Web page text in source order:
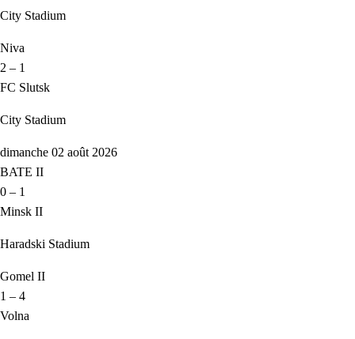
City Stadium
Niva
2 – 1
FC Slutsk
City Stadium
dimanche 02 août 2026
BATE II
0 – 1
Minsk II
Haradski Stadium
Gomel II
1 – 4
Volna